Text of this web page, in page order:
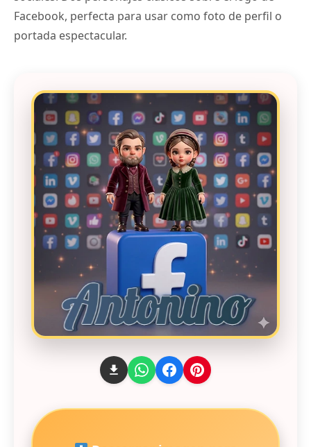
Facebook, perfecta para usar como foto de perfil o
portada espectacular.